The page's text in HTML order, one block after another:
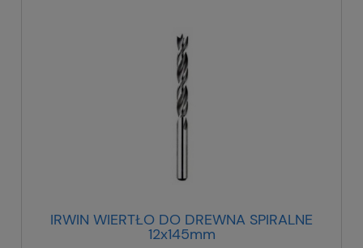
IRWIN WIERTŁO DO DREWNA SPIRALNE
12x145mm